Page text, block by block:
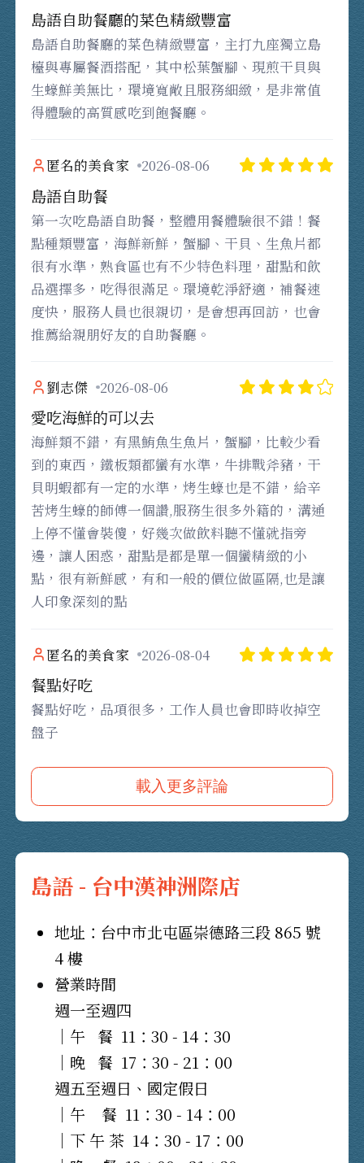
島語自助餐廳的菜色精緻豐富
島語自助餐廳的菜色精緻豐富，主打九座獨立島
檯與專屬餐酒搭配，其中松葉蟹腳、現煎干貝與
生蠔鮮美無比，環境寬敞且服務細緻，是非常值
得體驗的高質感吃到飽餐廳。
匿名的美食家 2026-08-06
島語自助餐
第一次吃島語自助餐，整體用餐體驗很不錯！餐
點種類豐富，海鮮新鮮，蟹腳、干貝、生魚片都
很有水準，熟食區也有不少特色料理，甜點和飲
品選擇多，吃得很滿足。環境乾淨舒適，補餐速
度快，服務人員也很親切，是會想再回訪，也會
推薦給親朋好友的自助餐廳。
劉志傑 2026-08-06
愛吃海鮮的可以去
海鮮類不錯，有黑鮪魚生魚片，蟹腳，比較少看
到的東西，鐵板類都蠻有水準，牛排戰斧豬，干
貝明蝦都有一定的水準，烤生蠔也是不錯，給辛
苦烤生蠔的師傅一個讚,服務生很多外籍的，溝通
上停不懂會裝傻，好幾次做飲料聽不懂就指旁
邊，讓人困惑，甜點是都是單一個蠻精緻的小
點，很有新鮮感，有和一般的價位做區隔,也是讓
人印象深刻的點
匿名的美食家 2026-08-04
餐點好吃
餐點好吃，品項很多，工作人員也會即時收掉空
盤子
載入更多評論
島語 - 台中漢神洲際店
地址：台中市北屯區崇德路三段 865 號
4 樓
營業時間
週一至週四
｜午 餐 11：30 - 14：30
｜晚 餐 17：30 - 21：00
週五至週日、國定假日
｜午 餐 11：30 - 14：00
｜下 午 茶 14：30 - 17：00